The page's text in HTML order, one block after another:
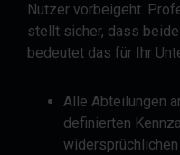
Nutzer vorbeigeht.
stellt sicher, dass
bedeutet das für Ihr
Alle Abteilungen
definierten